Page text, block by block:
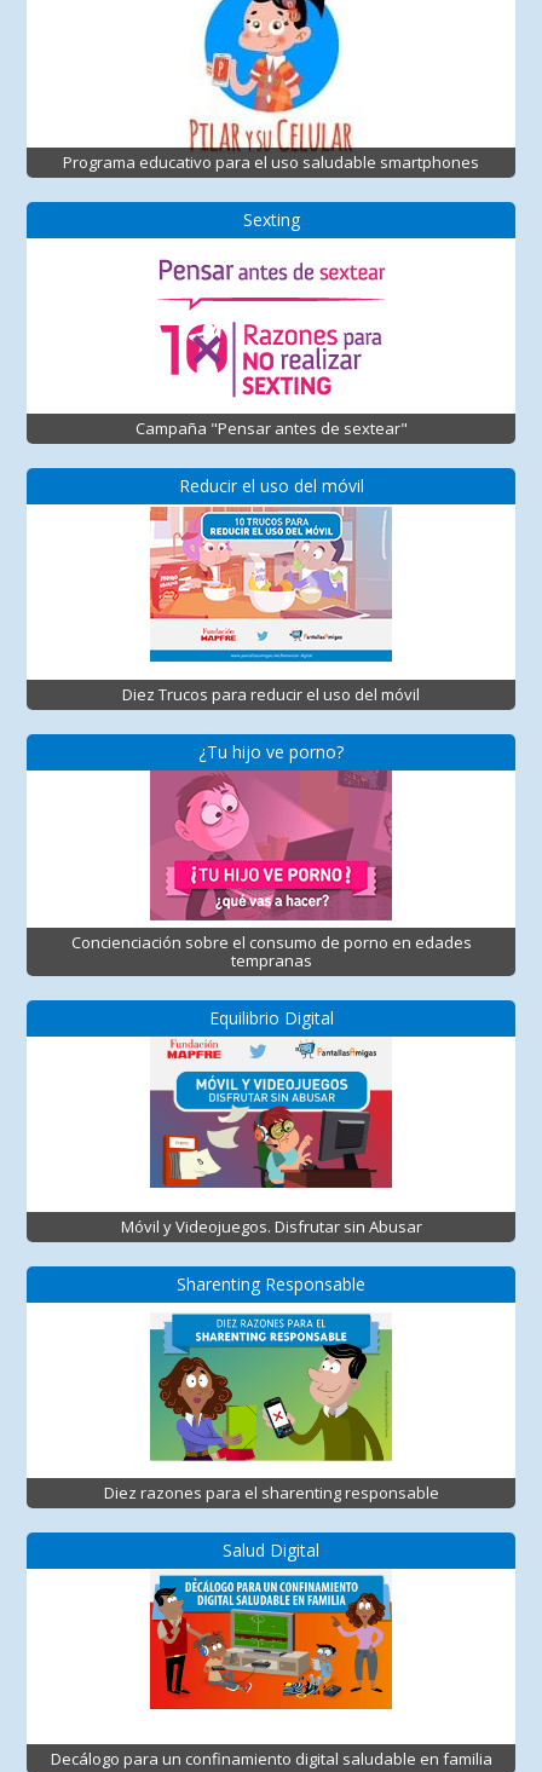
Programa educativo para el uso saludable smartphones
Sexting
Campaña "Pensar antes de sextear"
Reducir el uso del móvil
Diez Trucos para reducir el uso del móvil
¿Tu hijo ve porno?
Concienciación sobre el consumo de porno en edades
tempranas
Equilibrio Digital
Móvil y Videojuegos. Disfrutar sin Abusar
Sharenting Responsable
Diez razones para el sharenting responsable
Salud Digital
Decálogo para un confinamiento digital saludable en familia